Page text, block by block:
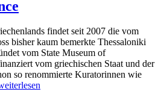
findet seit 2007 die vom
bisher kaum bemerkte Thessaloniki
vom State Museum of
vom griechischen Staat und der
so renommierte Kuratorinnen wie